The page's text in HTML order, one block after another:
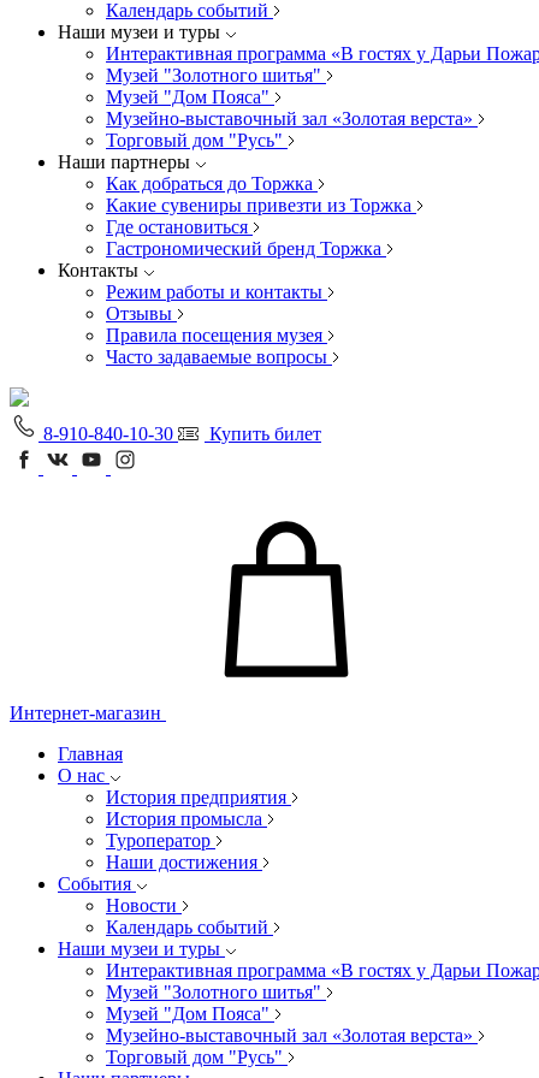
Календарь событий
Наши музеи и туры
Интерактивная программа «В гостях у Дарьи
Музей "Золотного шитья"
Музей "Дом Пояса"
Музейно-выставочный зал «Золотая верста»
Торговый дом "Русь"
Наши партнеры
Как добраться до Торжка
Какие сувениры привезти из Торжка
Где остановиться
Гастрономический бренд Торжка
Контакты
Режим работы и контакты
Отзывы
Правила посещения музея
Часто задаваемые вопросы
8-910-840-10-30 Купить билет
Интернет-магазин
Главная
О нас
История предприятия
История промысла
Туроператор
Наши достижения
События
Новости
Календарь событий
Наши музеи и туры
Интерактивная программа «В гостях у Дарьи
Музей "Золотного шитья"
Музей "Дом Пояса"
Музейно-выставочный зал «Золотая верста»
Торговый дом "Русь"